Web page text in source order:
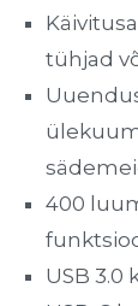
tühjad
400
USB 3.0